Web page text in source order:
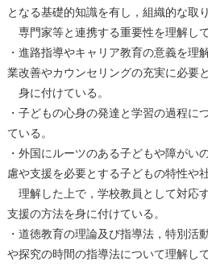
となる基礎的知識を有し，組織的な取
専⾨家等と連携する重要性を理解して
・進路指導やキャリア教育の意義を理
業改善やカウンセリングの充実に必要
⾝に付けている。
・⼦どもの⼼⾝の発達と学習の過程に
ている。
・外国にルーツのある⼦どもや障がい
慮や⽀援を必要とする⼦どもの特性や
理解した上で，学校教員として対応
⽀援の⽅法を⾝に付けている。
・道徳教育の理論及び指導法，特別活
や探究の時間の指導法について理解して